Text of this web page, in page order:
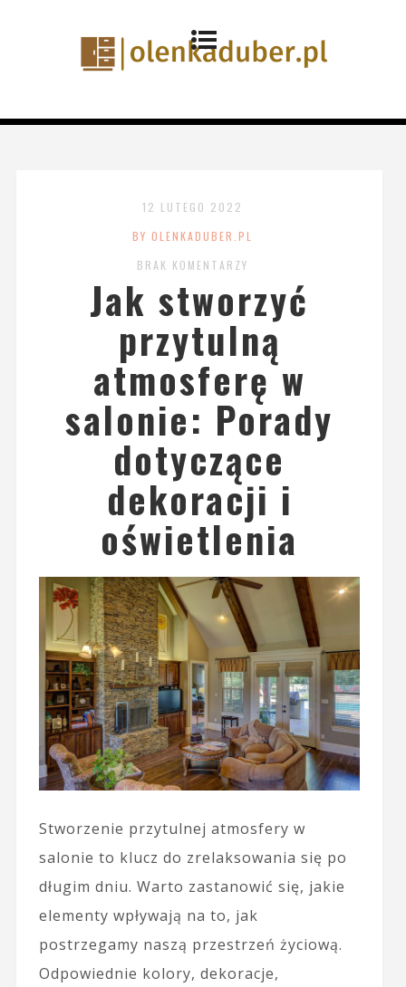
12 LUTEGO 2022
BY OLENKADUBER.PL
BRAK KOMENTARZY
Jak stworzyć
przytulną
atmosferę w
salonie: Porady
dotyczące
dekoracji i
oświetlenia
Stworzenie przytulnej atmosfery w
salonie to klucz do zrelaksowania się po
długim dniu. Warto zastanowić się, jakie
elementy wpływają na to, jak
postrzegamy naszą przestrzeń życiową.
Odpowiednie kolory, dekoracje,